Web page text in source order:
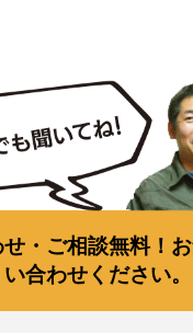
・ご相談無料！
い合わせください。